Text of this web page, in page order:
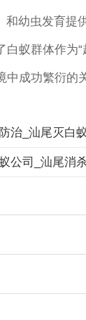
和幼虫发育提
白蚁群体作为
中成功繁衍的